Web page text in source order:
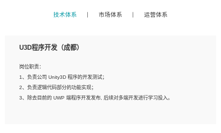
技术体系 市场体系 运营体系
U3D程序开发（成都）
岗位职责：
1、负责公司 Unity3D 程序的开发测试；
2、负责逻辑代码部分的功能实现；
3、除去目前的 UWP 端程序开发发布, 后续对多端开发进行学习投入。